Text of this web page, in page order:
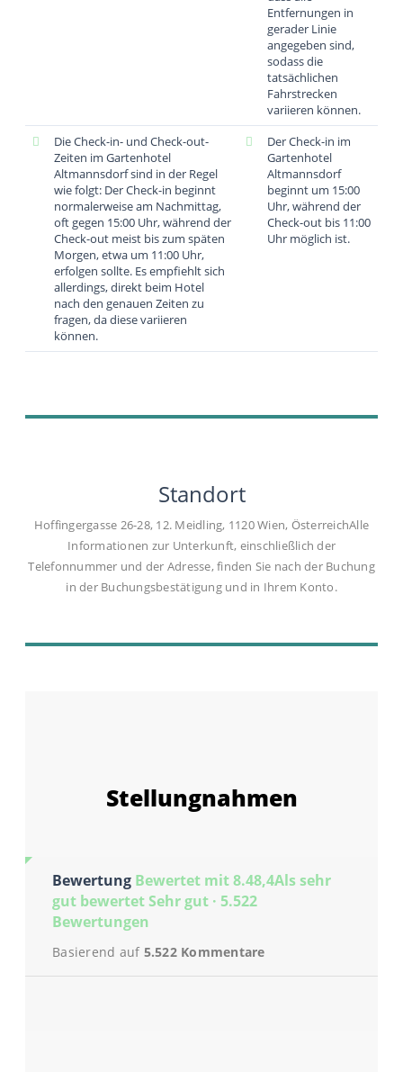
Entfernungen in
gerader Linie
angegeben sind,
sodass die
tatsächlichen
Fahrstrecken
variieren können.
Die Check-in- und Check-out-
Zeiten im Gartenhotel
Altmannsdorf sind in der Regel
wie folgt: Der Check-in beginnt
normalerweise am Nachmittag,
oft gegen 15:00 Uhr, während der
Check-out meist bis zum späten
Morgen, etwa um 11:00 Uhr,
erfolgen sollte. Es empfiehlt sich
allerdings, direkt beim Hotel
nach den genauen Zeiten zu
fragen, da diese variieren
können.
Der Check-in im
Gartenhotel
Altmannsdorf
beginnt um 15:00
Uhr, während der
Check-out bis 11:00
Uhr möglich ist.
Standort
Hoffingergasse 26-28, 12. Meidling, 1120 Wien, ÖsterreichAlle
Informationen zur Unterkunft, einschließlich der
Telefonnummer und der Adresse, finden Sie nach der Buchung
in der Buchungsbestätigung und in Ihrem Konto.
Stellungnahmen
Bewertung Bewertet mit 8.48,4Als sehr
gut bewertet Sehr gut · 5.522
Bewertungen
Basierend auf 5.522 Kommentare